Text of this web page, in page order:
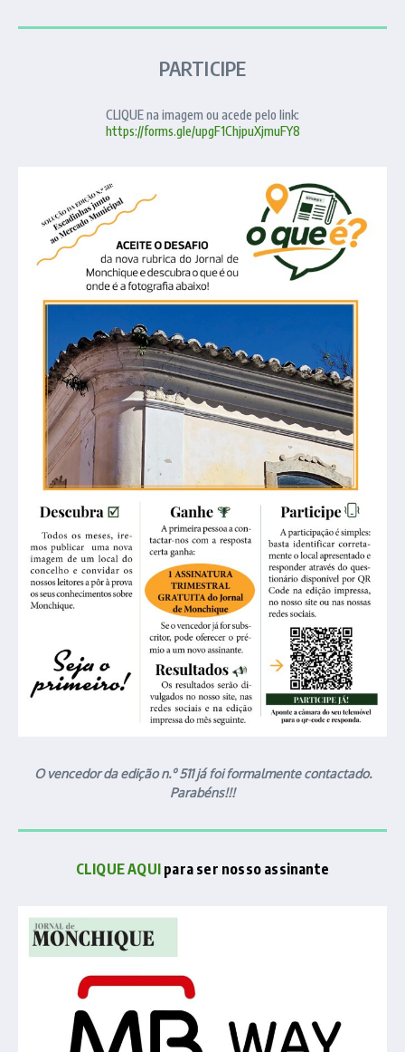
PARTICIPE
CLIQUE na imagem ou acede pelo link:
https://forms.gle/upgF1ChjpuXjmuFY8
O vencedor da edição n.º 511 já foi formalmente contactado.
Parabéns!!!
CLIQUE AQUI para ser nosso assinante